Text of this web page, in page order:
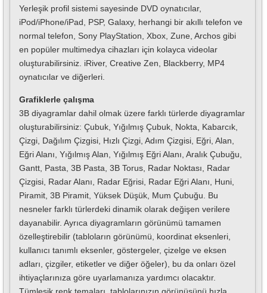
Yerleşik profil sistemi sayesinde DVD oynatıcılar,
iPod/iPhone/iPad, PSP, Galaxy, herhangi bir akıllı telefon ve
normal telefon, Sony PlayStation, Xbox, Zune, Archos gibi
en popüler multimedya cihazları için kolayca videolar
oluşturabilirsiniz. iRiver, Creative Zen, Blackberry, MP4
oynatıcılar ve diğerleri.
Grafiklerle çalışma
3B diyagramlar dahil olmak üzere farklı türlerde diyagramlar
oluşturabilirsiniz: Çubuk, Yığılmış Çubuk, Nokta, Kabarcık,
Çizgi, Dağılım Çizgisi, Hızlı Çizgi, Adım Çizgisi, Eğri, Alan,
Eğri Alanı, Yığılmış Alan, Yığılmış Eğri Alanı, Aralık Çubuğu,
Gantt, Pasta, 3B Pasta, 3B Torus, Radar Noktası, Radar
Çizgisi, Radar Alanı, Radar Eğrisi, Radar Eğri Alanı, Huni,
Piramit, 3B Piramit, Yüksek Düşük, Mum Çubuğu. Bu
nesneler farklı türlerdeki dinamik olarak değişen verilere
dayanabilir. Ayrıca diyagramların görünümü tamamen
özelleştirebilir (tabloların görünümü, koordinat eksenleri,
kullanıcı tanımlı eksenler, göstergeler, çizelge ve eksen
adları, çizgiler, etiketler ve diğer öğeler), bu da onları özel
ihtiyaçlarınıza göre uyarlamanıza yardımcı olacaktır.